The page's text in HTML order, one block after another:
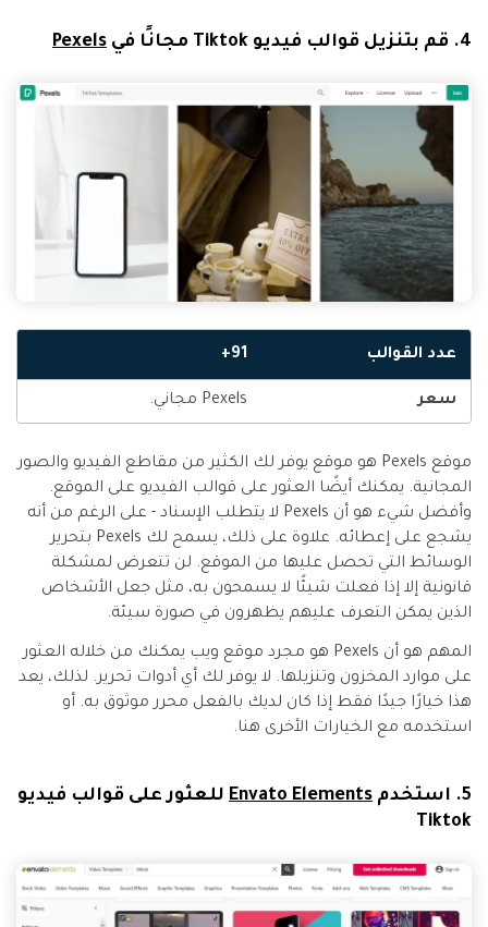
4. قم بتنزيل قوالب فيديو Tiktok مجانًا في Pexels
عدد القوالب 91+
سعر Pexels مجاني.
موقع Pexels هو موقع يوفر لك الكثير من مقاطع الفيديو والصور
المجانية. يمكنك أيضًا العثور على قوالب الفيديو على الموقع.
وأفضل شيء هو أن Pexels لا يتطلب الإسناد - على الرغم من أنه
يشجع على إعطائه. علاوة على ذلك، يسمح لك Pexels بتحرير
الوسائط التي تحصل عليها من الموقع. لن تتعرض لمشكلة
قانونية إلا إذا فعلت شيئًا لا يسمحون به، مثل جعل الأشخاص
الذين يمكن التعرف عليهم يظهرون في صورة سيئة.
المهم هو أن Pexels هو مجرد موقع ويب يمكنك من خلاله العثور
على موارد المخزون وتنزيلها. لا يوفر لك أي أدوات تحرير. لذلك، يعد
هذا خيارًا جيدًا فقط إذا كان لديك بالفعل محرر موثوق به. أو
استخدمه مع الخيارات الأخرى هنا.
5. استخدم Envato Elements للعثور على قوالب فيديو
Tiktok